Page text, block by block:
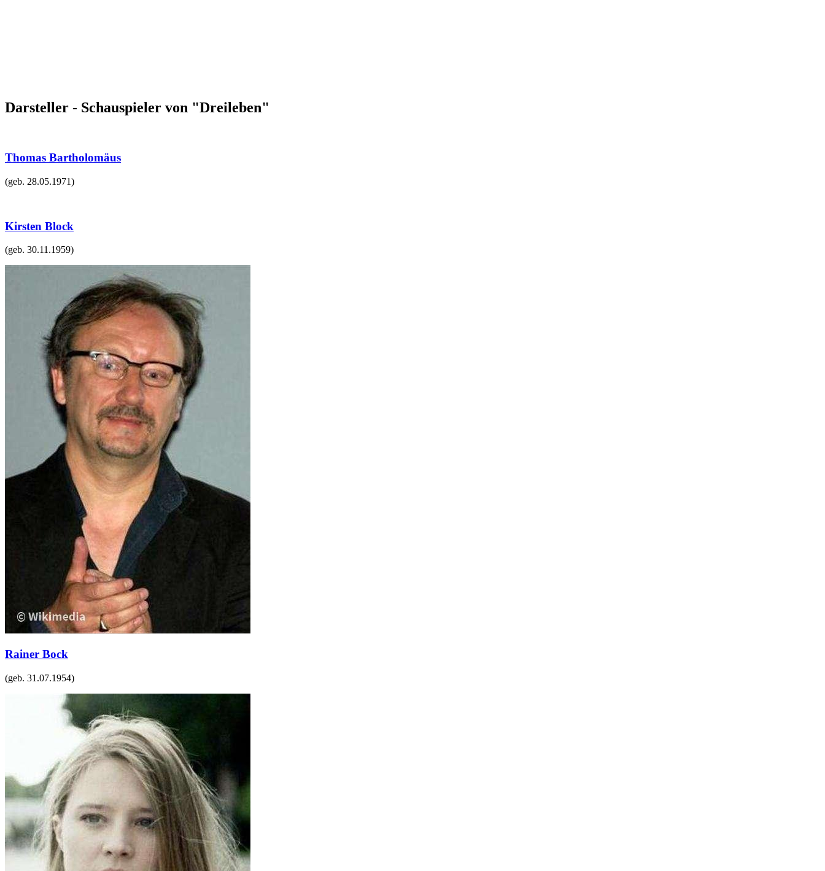
Darsteller - Schauspieler von "Dreileben"
Thomas Bartholomäus
(geb. 28.05.1971)
Kirsten Block
(geb. 30.11.1959)
Rainer Bock
(geb. 31.07.1954)